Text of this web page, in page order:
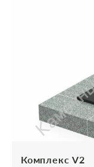
Комплекс V2